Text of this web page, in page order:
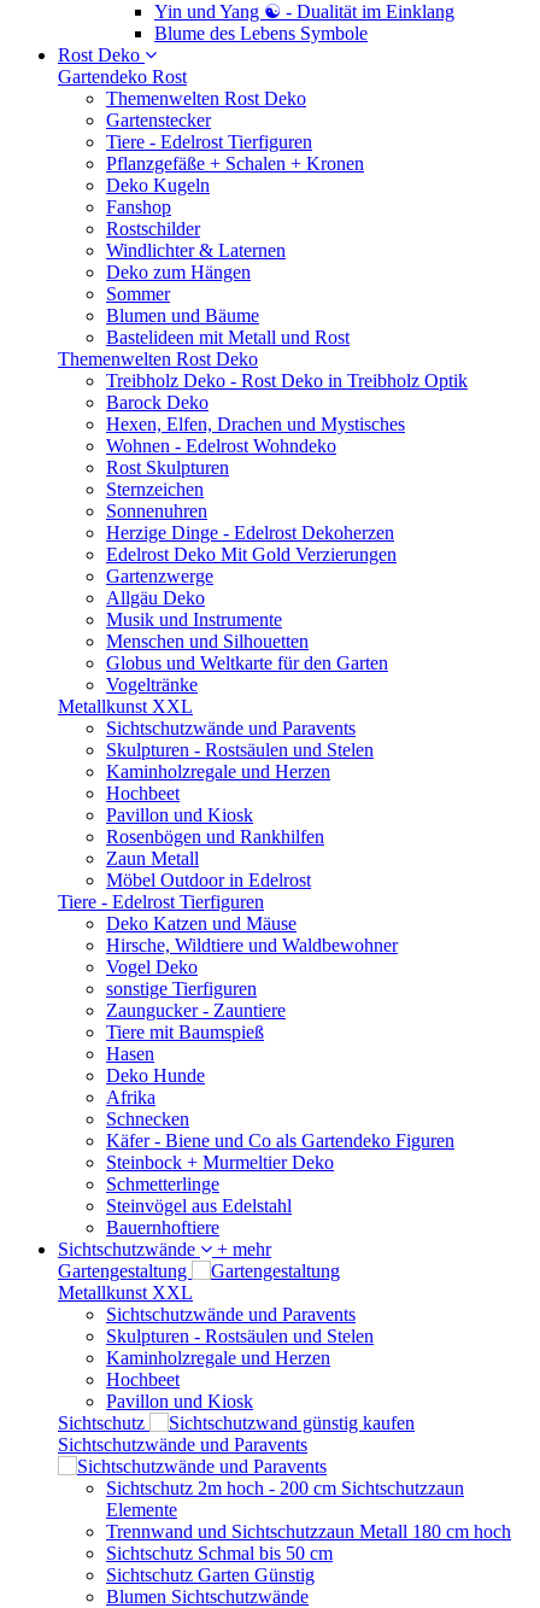
Yin und Yang ☯ - Dualität im Einklang
Blume des Lebens Symbole
Rost Deko
Gartendeko Rost
Themenwelten Rost Deko
Gartenstecker
Tiere - Edelrost Tierfiguren
Pflanzgefäße + Schalen + Kronen
Deko Kugeln
Fanshop
Rostschilder
Windlichter & Laternen
Deko zum Hängen
Sommer
Blumen und Bäume
Bastelideen mit Metall und Rost
Themenwelten Rost Deko
Treibholz Deko - Rost Deko in Treibholz Optik
Barock Deko
Hexen, Elfen, Drachen und Mystisches
Wohnen - Edelrost Wohndeko
Rost Skulpturen
Sternzeichen
Sonnenuhren
Herzige Dinge - Edelrost Dekoherzen
Edelrost Deko Mit Gold Verzierungen
Gartenzwerge
Allgäu Deko
Musik und Instrumente
Menschen und Silhouetten
Globus und Weltkarte für den Garten
Vogeltränke
Metallkunst XXL
Sichtschutzwände und Paravents
Skulpturen - Rostsäulen und Stelen
Kaminholzregale und Herzen
Hochbeet
Pavillon und Kiosk
Rosenbögen und Rankhilfen
Zaun Metall
Möbel Outdoor in Edelrost
Tiere - Edelrost Tierfiguren
Deko Katzen und Mäuse
Hirsche, Wildtiere und Waldbewohner
Vogel Deko
sonstige Tierfiguren
Zaungucker - Zauntiere
Tiere mit Baumspieß
Hasen
Deko Hunde
Afrika
Schnecken
Käfer - Biene und Co als Gartendeko Figuren
Steinbock + Murmeltier Deko
Schmetterlinge
Steinvögel aus Edelstahl
Bauernhoftiere
Sichtschutzwände
+ mehr
Gartengestaltung
Metallkunst XXL
Sichtschutzwände und Paravents
Skulpturen - Rostsäulen und Stelen
Kaminholzregale und Herzen
Hochbeet
Pavillon und Kiosk
Sichtschutz
Sichtschutzwände und Paravents
Sichtschutz 2m hoch - 200 cm Sichtschutzzaun
Elemente
Trennwand und Sichtschutzzaun Metall 180 cm hoch
Sichtschutz Schmal bis 50 cm
Sichtschutz Garten Günstig
Blumen Sichtschutzwände